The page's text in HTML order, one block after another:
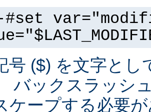
号 ($) を文字と
バックスラッシ
ケープする必要